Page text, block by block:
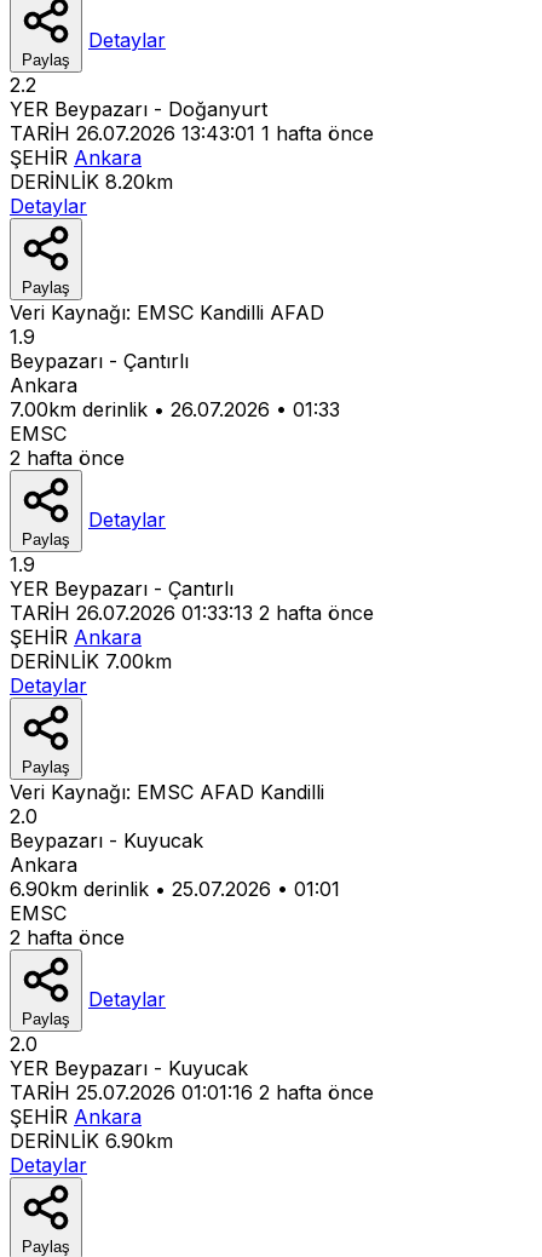
Paylaş
Detaylar
2.2
YER Beypazarı - Doğanyurt
TARİH 26.07.2026 13:43:01 1 hafta önce
ŞEHİR Ankara
DERİNLİK 8.20km
Detaylar
Paylaş
Veri Kaynağı: EMSC Kandilli AFAD
1.9
Beypazarı - Çantırlı
Ankara
7.00km derinlik • 26.07.2026 • 01:33
EMSC
2 hafta önce
Paylaş
Detaylar
1.9
YER Beypazarı - Çantırlı
TARİH 26.07.2026 01:33:13 2 hafta önce
ŞEHİR Ankara
DERİNLİK 7.00km
Detaylar
Paylaş
Veri Kaynağı: EMSC AFAD Kandilli
2.0
Beypazarı - Kuyucak
Ankara
6.90km derinlik • 25.07.2026 • 01:01
EMSC
2 hafta önce
Paylaş
Detaylar
2.0
YER Beypazarı - Kuyucak
TARİH 25.07.2026 01:01:16 2 hafta önce
ŞEHİR Ankara
DERİNLİK 6.90km
Detaylar
Paylaş